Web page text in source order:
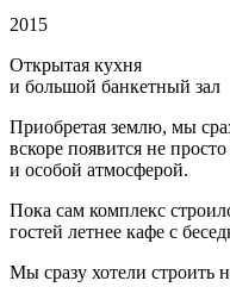
2015
Открытая кухня
и большой банкетный зал
Приобретая землю, мы
вскоре появится не
и особой атмосферой.
Пока сам комплекс
гостей летнее кафе с
Мы сразу хотели строить